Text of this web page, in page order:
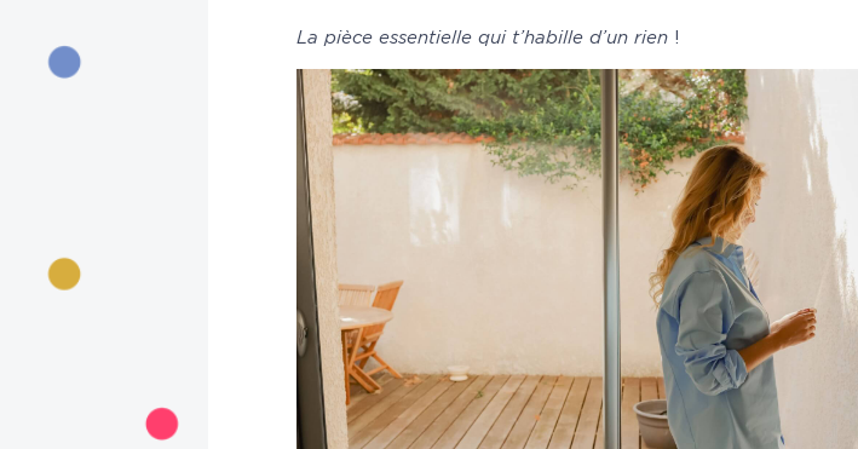
La pièce essentielle qui t’habille d’un rien !